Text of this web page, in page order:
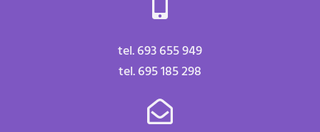
tel. 693 655 949
tel. 695 185 298